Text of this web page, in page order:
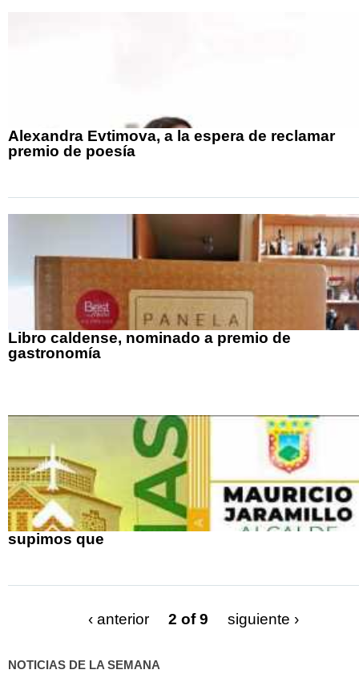
Alexandra Evtimova, a la espera de reclamar
premio de poesía
Libro caldense, nominado a premio de
gastronomía
supimos que
‹ anterior 2 of 9 siguiente ›
NOTICIAS DE LA SEMANA